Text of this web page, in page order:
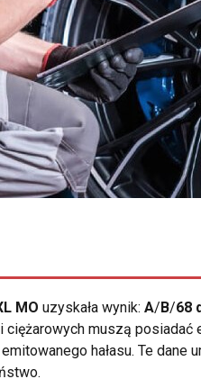
MO uzyskała wynik: A/ B/68
muszą posiadać
hałasu. Te dane